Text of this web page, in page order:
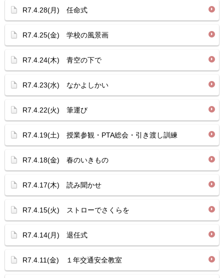
R7.4.28(月) 任命式
R7.4.25(金) 学校の風景画
R7.4.24(木) 青空の下で
R7.4.23(水) なかよしかい
R7.4.22(火) 筆運び
R7.4.19(土) 授業参観・PTA総会・引き渡し訓練
R7.4.18(金) 春のいきもの
R7.4.17(木) 読み聞かせ
R7.4.15(火) ストローでさくらを
R7.4.14(月) 退任式
R7.4.11(金) １年交通安全教室